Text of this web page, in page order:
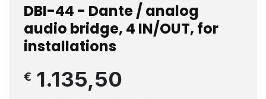
DBI-44 - Dante / analog
audio bridge, 4 IN/OUT, for
installations
€ 1.135,50